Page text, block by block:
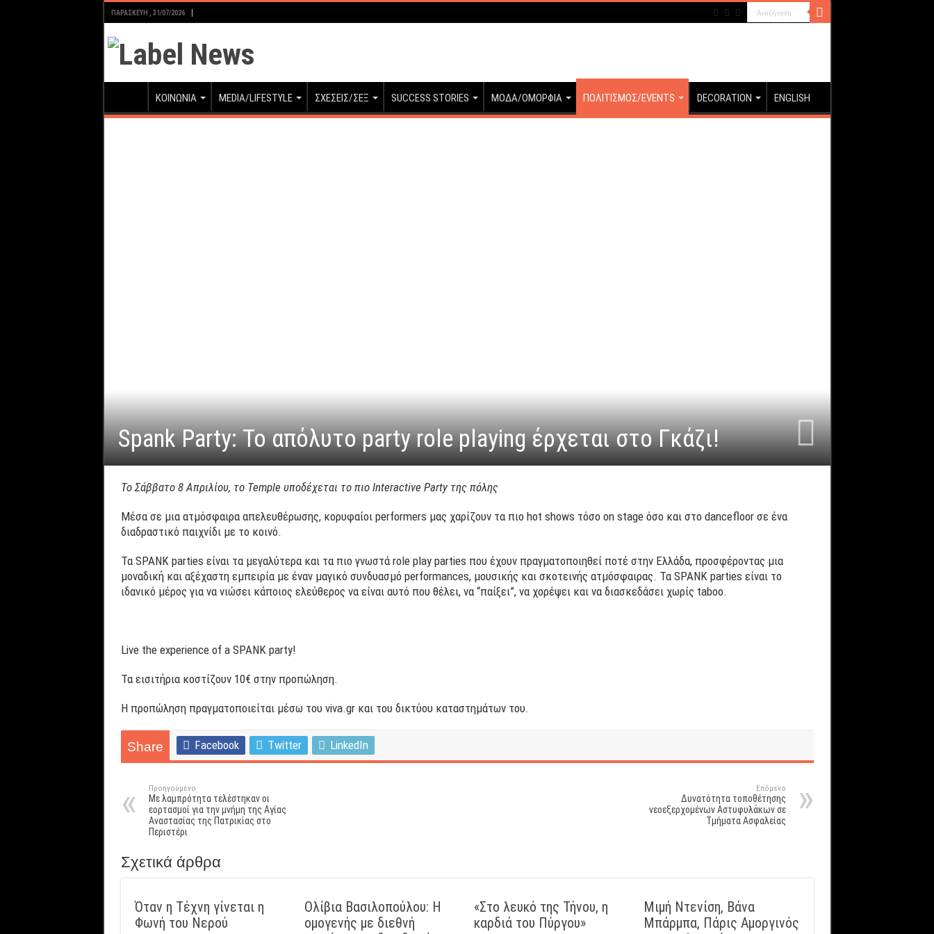
ΠΑΡΑΣΚΕΥΉ , 31/07/2026
ΚΟΙΝΩΝΙΑ MEDIA/LIFESTYLE ΣΧΕΣΕΙΣ/ΣΕΞ SUCCESS STORIES ΜΟΔΑ/ΟΜΟΡΦΙΑ ΠΟΛΙΤΙΣΜΟΣ/EVENTS DECORATION ENGLISH
Spank Party: Το απόλυτο party role playing έρχεται στο Γκάζι!
Το Σάββατο 8 Απριλίου, το Temple υποδέχεται το πιο Interactive Party της πόλης
Μέσα σε μια ατμόσφαιρα απελευθέρωσης, κορυφαίοι performers μας χαρίζουν τα πιο hot shows τόσο on stage όσο και στο dancefloor σε ένα
διαδραστικό παιχνίδι με το κοινό.
Τα SPANK parties είναι τα μεγαλύτερα και τα πιο γνωστά role play parties που έχουν πραγματοποιηθεί ποτέ στην Ελλάδα, προσφέροντας μια
μοναδική και αξέχαστη εμπειρία με έναν μαγικό συνδυασμό performances, μουσικής και σκοτεινής ατμόσφαιρας. Τα SPANK parties είναι το
ιδανικό μέρος για να νιώσει κάποιος ελεύθερος να είναι αυτό που θέλει, να “παίξει”, να χορέψει και να διασκεδάσει χωρίς taboo.
Live the experience of a SPANK party!
Τα εισιτήρια κοστίζουν 10€ στην προπώληση.
Η προπώληση πραγματοποιείται μέσω του viva.gr και του δικτύου καταστημάτων του.
Share Facebook Twitter LinkedIn
Προηγούμενο
Με λαμπρότητα τελέστηκαν οι
εορτασμοί για την μνήμη της Αγίας
Αναστασίας της Πατρικίας στο
Περιστέρι
Επόμενο
Δυνατότητα τοποθέτησης
νεοεξερχομένων Αστυφυλάκων σε
Τμήματα Ασφαλείας
Σχετικά άρθρα
Όταν η Τέχνη γίνεται η
Φωνή του Νερού
Ολίβια Βασιλοπούλου: Η
ομογενής με διεθνή
«Στο λευκό της Τήνου, η
καρδιά του Πύργου»
Μιμή Ντενίση, Βάνα
Μπάρμπα, Πάρις Αμοργινός